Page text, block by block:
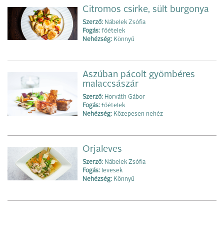
Citromos csirke, sült burgonya
Szerző: Nábelek Zsófia
Fogás: főételek
Nehézség: Könnyű
Aszúban pácolt gyömbéres
malaccsászár
Szerző: Horváth Gábor
Fogás: főételek
Nehézség: Közepesen nehéz
Orjaleves
Szerző: Nábelek Zsófia
Fogás: levesek
Nehézség: Könnyű